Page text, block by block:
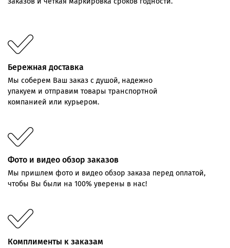
Бережная доставка
Мы соберем Ваш заказ с душой, надежно
упакуем и отправим товары транспортной
компанией или курьером.
Фото и видео обзор заказов
Мы пришлем фото и видео обзор заказа перед оплатой,
чтобы Вы были на 100% уверены в нас!
Комплименты к заказам